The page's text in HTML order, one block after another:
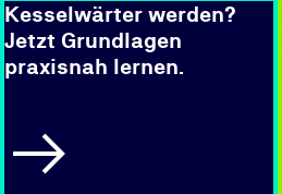
Kesselwärter werden?
Jetzt Grundlagen
praxisnah lernen.